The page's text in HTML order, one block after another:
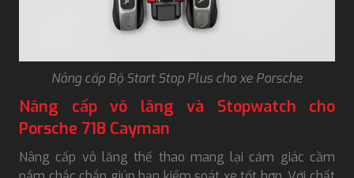
Nâng cấp Bộ Start Stop Plus cho xe Porsche
Nâng cấp vô lăng và Stopwatch cho
Porsche 718 Cayman
Nâng cấp vô lăng thể thao mang lại cảm giác cầm